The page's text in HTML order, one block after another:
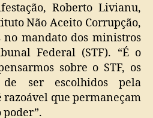
Roberto Livianu,
Não Aceito Corrupção,
no mandato dos ministros
Federal (STF). “É o
sobre o STF, os
ser escolhidos pela
razoável que permaneçam